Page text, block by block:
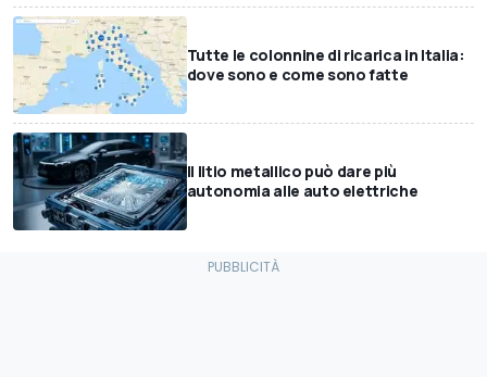
Tutte le colonnine di ricarica in Italia:
dove sono e come sono fatte
Il litio metallico può dare più
autonomia alle auto elettriche